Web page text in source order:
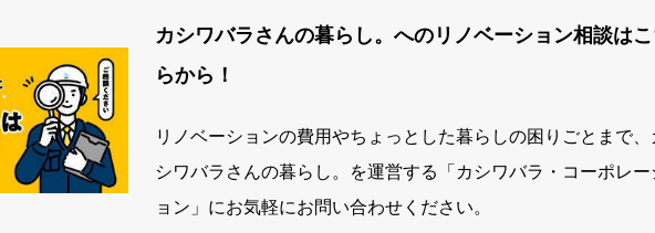
カシワバラさんの暮らし。へのリノベーション相談は
らから！
リノベーションの費用やちょっとした暮らしの困りごとまで、
シワバラさんの暮らし。を運営する「カシワバラ・コーポレー
ョン」にお気軽にお問い合わせください。